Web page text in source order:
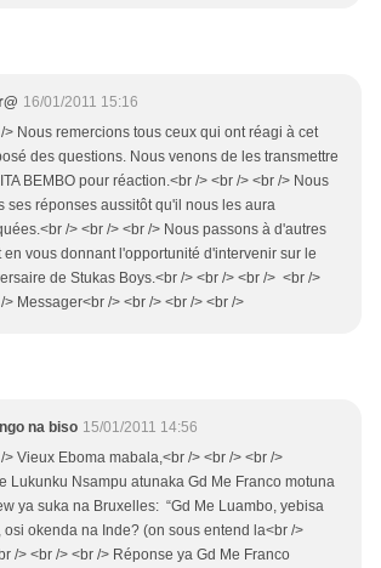
16/01/2011 15:16
> Nous remercions tous ceux qui ont réagi à cet
des questions. Nous venons de les transmettre
BEMBO pour réaction.<br /> <br /> <br /> Nous
ses réponses aussitôt qu'il nous les aura
/> <br /> <br /> Nous passons à d'autres
en vous donnant l'opportunité d'intervenir sur le
de Stukas Boys.<br /> <br /> <br /> <br />
> Messager<br /> <br /> <br /> <br />
na biso 15/01/2011 14:56
> Vieux Eboma mabala,<br /> <br /> <br />
Lukunku Nsampu atunaka Gd Me Franco motuna
ya suka na Bruxelles: “Gd Me Luambo, yebisa
osi okenda na Inde? (on sous entend la<br />
/> <br /> <br /> Réponse ya Gd Me Franco